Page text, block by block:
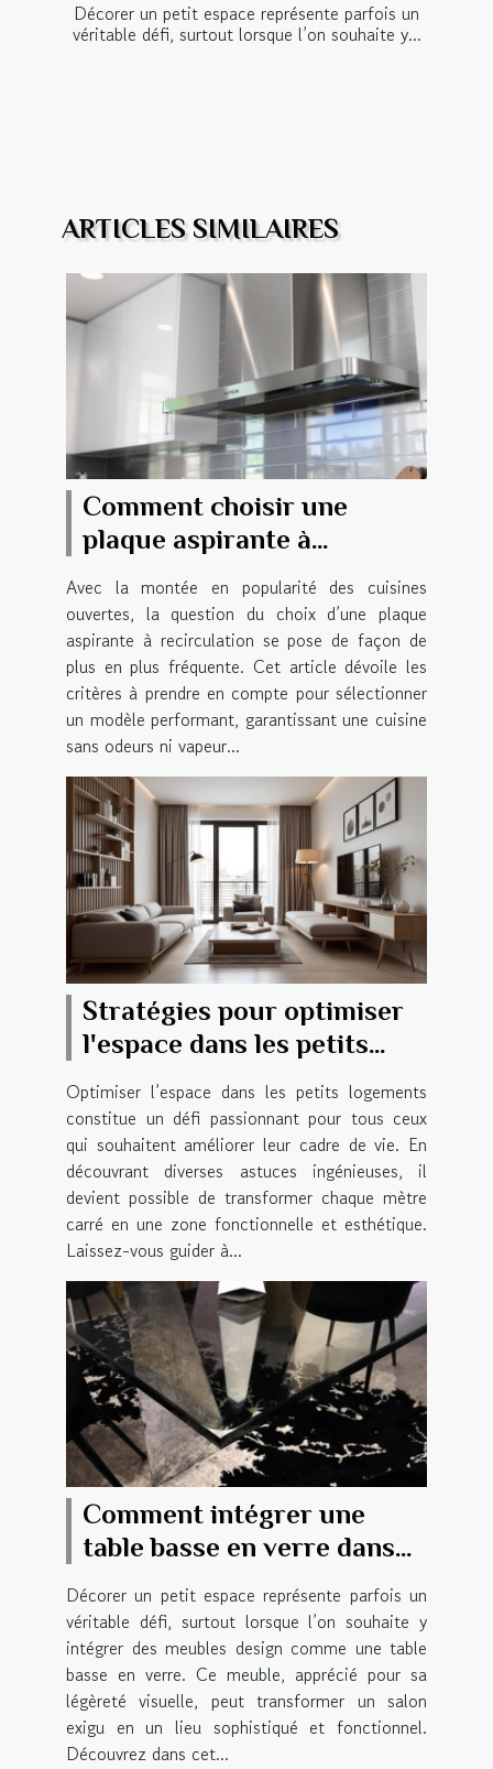
Décorer un petit espace représente parfois un
véritable défi, surtout lorsque l’on souhaite y...
ARTICLES SIMILAIRES
Comment choisir une
plaque aspirante à
recirculation efficace ?
Avec la montée en popularité des cuisines
ouvertes, la question du choix d’une plaque
aspirante à recirculation se pose de façon de
plus en plus fréquente. Cet article dévoile les
critères à prendre en compte pour sélectionner
un modèle performant, garantissant une cuisine
sans odeurs ni vapeur...
Stratégies pour optimiser
l'espace dans les petits
logements
Optimiser l’espace dans les petits logements
constitue un défi passionnant pour tous ceux
qui souhaitent améliorer leur cadre de vie. En
découvrant diverses astuces ingénieuses, il
devient possible de transformer chaque mètre
carré en une zone fonctionnelle et esthétique.
Laissez-vous guider à...
Comment intégrer une
table basse en verre dans
un petit espace ?
Décorer un petit espace représente parfois un
véritable défi, surtout lorsque l’on souhaite y
intégrer des meubles design comme une table
basse en verre. Ce meuble, apprécié pour sa
légèreté visuelle, peut transformer un salon
exigu en un lieu sophistiqué et fonctionnel.
Découvrez dans cet...